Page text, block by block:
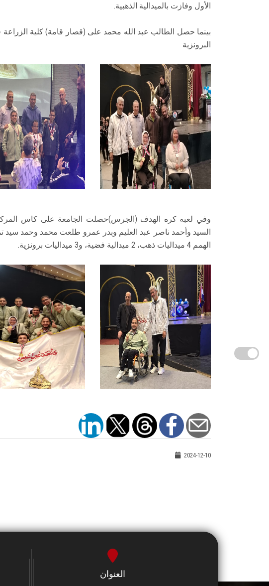
الأول وفازت بالميدالية الذهبية.
بينما حصل الطالب عبد الله محمد على (قصار قامة) كلية الزراعة
البرونزية
وفي لعبه كره الهدف (الجرس)حصلت الجامعة على كاس المركز
السيد وأحمد ناصر عبد العليم وبدر عمرو طلعت محمد وحمد سيد
الهمم 4 ميداليات ذهب، 2 ميدالية فضية، و3 ميداليات برونزية.
2024-12-10
العنوان